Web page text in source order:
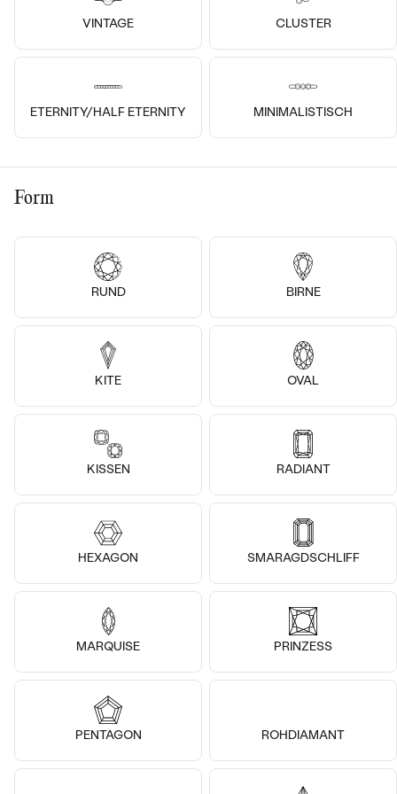
VINTAGE CLUSTER
ETERNITY/HALF ETERNITY MINIMALISTISCH
Form
RUND BIRNE
KITE OVAL
KISSEN RADIANT
HEXAGON SMARAGDSCHLIFF
MARQUISE PRINZESS
PENTAGON ROHDIAMANT
14k
14 Karat Roségold, Diamant
€ 1 269€ 769
14 Karat Gelbgold, Diamant
Adaline
€ 1 289von € 1 099
14k
14 Karat Roségold, Diamant
€ 1 719von € 1 469
VERKAUF
14 Karat Gelbgold, Diamant
€ 1 399von € 1 199
VERKAUF